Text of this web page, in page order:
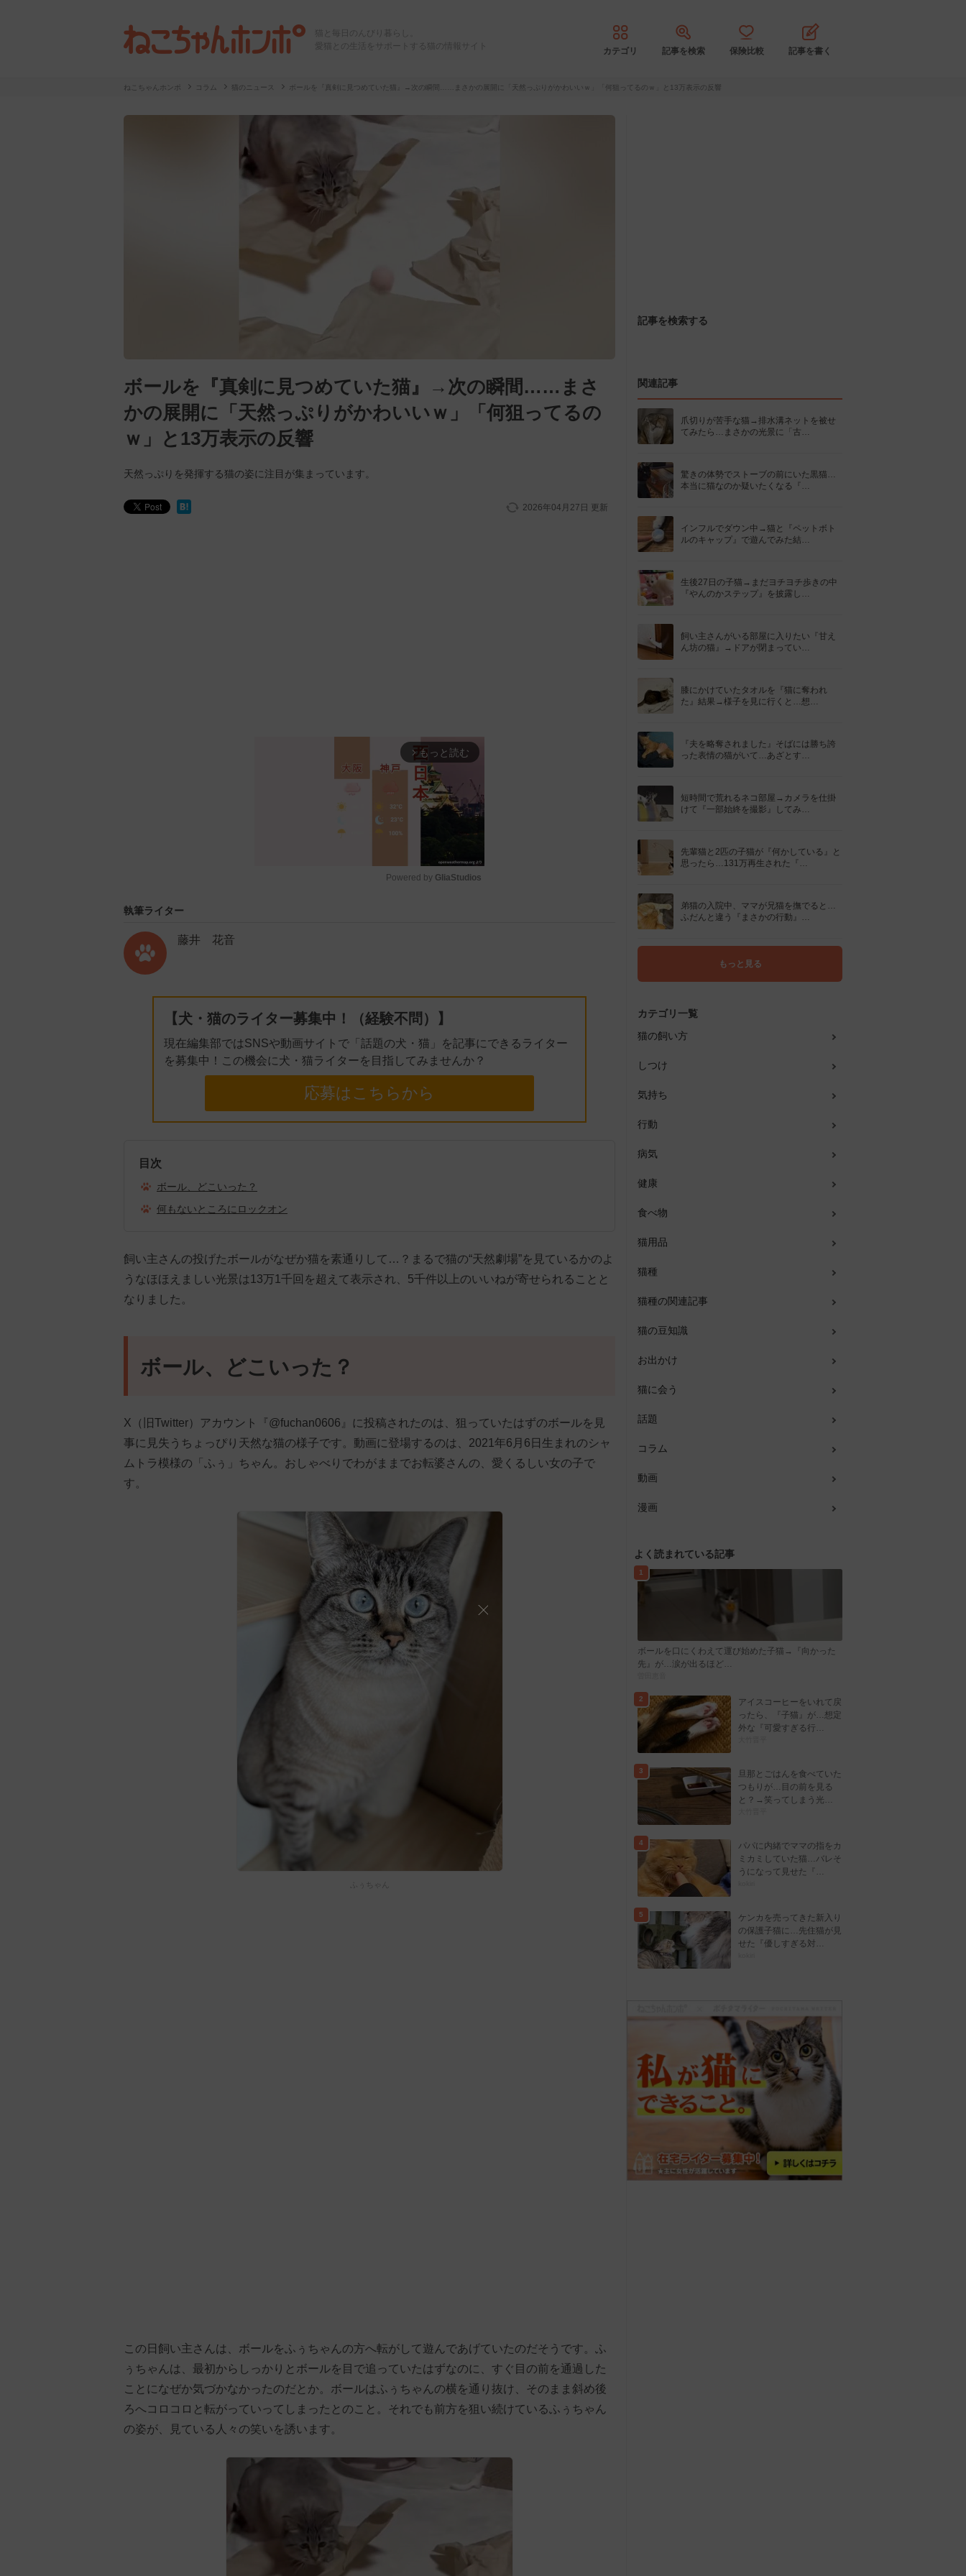
猫と毎日のんびり暮らし。
愛猫との生活をサポートする猫の情報サイト
カテゴリ 記事を検索 保険比較 記事を書く
ねこちゃんホンポ コラム 猫のニュース ボールを『真剣に見つめていた猫』→次の瞬間……まさかの展開に「天然っぷりがかわいいｗ」「何狙ってるのｗ」と13万表示の反響
ボールを『真剣に見つめていた猫』→次の瞬間……まさ
かの展開に「天然っぷりがかわいいｗ」「何狙ってるの
ｗ」と13万表示の反響
天然っぷりを発揮する猫の姿に注目が集まっています。
2026年04月27日 更新
arrow_forward_ios もっと読む
Powered by GliaStudios
執筆ライター
藤井 花音
【犬・猫のライター募集中！（経験不問）】
現在編集部ではSNSや動画サイトで「話題の犬・猫」を記事にできるライター
を募集中！この機会に犬・猫ライターを目指してみませんか？
応募はこちらから
目次
ボール、どこいった？
何もないところにロックオン
飼い主さんの投げたボールがなぜか猫を素通りして…？まるで猫の“天然劇場”を見ているかのよ
うなほほえましい光景は13万1千回を超えて表示され、5千件以上のいいねが寄せられることと
なりました。
ボール、どこいった？
X（旧Twitter）アカウント『@fuchan0606』に投稿されたのは、狙っていたはずのボールを見
事に見失うちょっぴり天然な猫の様子です。動画に登場するのは、2021年6月6日生まれのシャ
ムトラ模様の「ふぅ」ちゃん。おしゃべりでわがままでお転婆さんの、愛くるしい女の子で
す。
この日飼い主さんは、ボールをふぅちゃんの方へ転がして遊んであげていたのだそうです。ふ
ぅちゃんは、最初からしっかりとボールを目で追っていたはずなのに、すぐ目の前を通過した
ことになぜか気づかなかったのだとか。ボールはふぅちゃんの横を通り抜け、そのまま斜め後
ろへコロコロと転がっていってしまったとのこと。それでも前方を狙い続けているふぅちゃん
の姿が、見ている人々の笑いを誘います。
記事を検索する
関連記事
爪切りが苦手な猫→排水溝ネットを被せ
てみたら…まさかの光景に「古…
驚きの体勢でストーブの前にいた黒猫…
本当に猫なのか疑いたくなる『…
インフルでダウン中→猫と『ペットボト
ルのキャップ』で遊んでみた結…
生後27日の子猫→まだヨチヨチ歩きの中
『やんのかステップ』を披露し…
飼い主さんがいる部屋に入りたい『甘え
ん坊の猫』→ドアが閉まってい…
膝にかけていたタオルを『猫に奪われ
た』結果→様子を見に行くと…想…
『夫を略奪されました』そばには勝ち誇
った表情の猫がいて…あざとす…
短時間で荒れるネコ部屋→カメラを仕掛
けて『一部始終を撮影』してみ…
先輩猫と2匹の子猫が『何かしている』と
思ったら…131万再生された『…
弟猫の入院中、ママが兄猫を撫でると…
ふだんと違う『まさかの行動』…
もっと見る
カテゴリ一覧
猫の飼い方
しつけ
気持ち
行動
病気
健康
食べ物
猫用品
猫種
猫種の関連記事
猫の豆知識
お出かけ
猫に会う
話題
コラム
動画
漫画
よく読まれている記事
1
ボールを口にくわえて運び始めた子猫→『向かった
先』が…涙が出るほど…
2
アイスコーヒーをいれて戻
ったら、『子猫』が…想定
外な『可愛すぎる行…
3
旦那とごはんを食べていた
つもりが…目の前を見る
と？→笑ってしまう光…
4
パパに内緒でママの指をカ
ミカミしていた猫…バレそ
うになって見せた『…
5
ケンカを売ってきた新入り
の保護子猫に…先住猫が見
せた『優しすぎる対…